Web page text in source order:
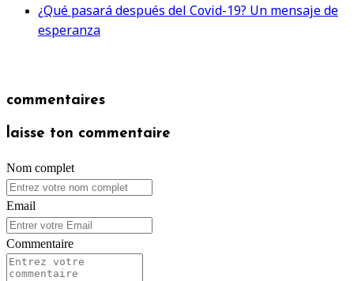
¿Qué pasará después del Covid-19? Un mensaje de
esperanza
commentaires
laisse ton commentaire
Nom complet
Email
Commentaire